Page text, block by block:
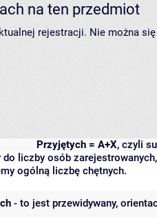
na ten przedmiot
rejestracji. Nie można
Przyjętych = A+X, czyli
do liczby osób
ogólną liczbę chętnych.
- to jest przewidywany,